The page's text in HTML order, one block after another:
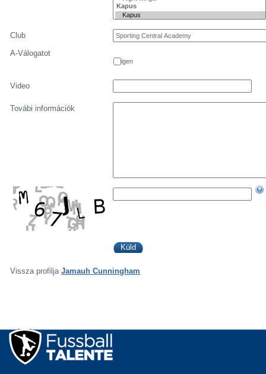
Club
A-Válogatot
igen
Video
Továbi információk
Vissza profilja Jamauh Cunningham